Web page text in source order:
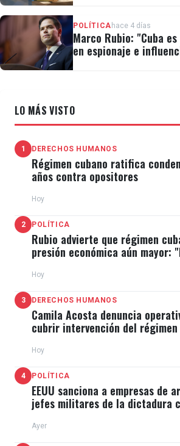
POLÍTICA hace 4 días
Marco Rubio: "Cuba
en espionaje e
LO MÁS VISTO
1 DERECHOS HUMANOS
Régimen cubano ratifica
años contra opositores
Hoy
2 POLÍTICA
Rubio advierte que régimen
presión económica aún mayor:
Hoy
3 DERECHOS HUMANOS
Camila Acosta denuncia
cubrir intervención del régimen
Hoy
4 POLÍTICA
EEUU sanciona a empresas de
jefes militares de la dictadura
Ayer